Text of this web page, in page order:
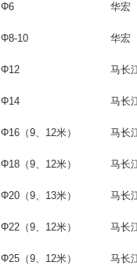
Φ6 华宏
Φ8-10 华宏
Φ12 马长
Φ14 马长
Φ16（9、12米） 马长
Φ18 （9、 12米） 马长
Φ20 （9、 13米） 马长
Φ22（9、12米） 马长
Φ25（9、12米） 马长